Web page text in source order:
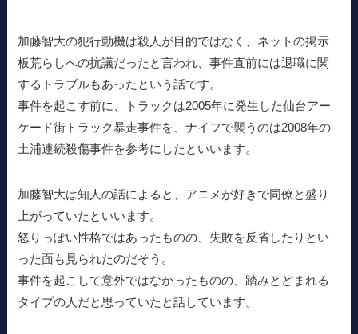
加藤智大の犯行動機は殺人が目的ではなく、ネットの掲示
板荒らしへの抗議だったと言われ、事件直前には退職に関
するトラブルもあったという話です。
事件を起こす前に、トラックは2005年に発生した仙台アー
ケード街トラック暴走事件を、ナイフで襲うのは2008年の
土浦連続殺傷事件を参考にしたといいます。
加藤智大は知人の話によると、アニメが好きで同僚と盛り
上がっていたといいます。
怒りっぽい性格ではあったものの、失敗を反省したりとい
った面も見られたのだそう。
事件を起こして意外ではなかったものの、踏みとどまれる
タイプの人だと思っていたと話しています。